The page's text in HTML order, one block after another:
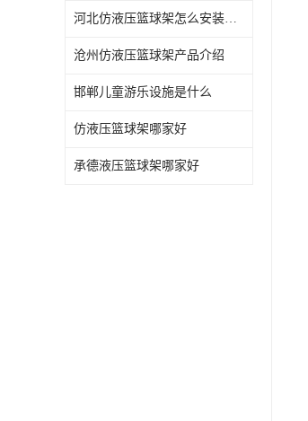
河北仿液压篮球架怎么安装与维护
沧州仿液压篮球架产品介绍
邯郸儿童游乐设施是什么
仿液压篮球架哪家好
承德液压篮球架哪家好